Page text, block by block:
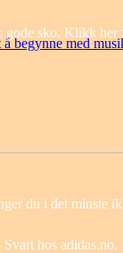
begynne med
gode sko. Klikk
du i det
hos adidas.no.